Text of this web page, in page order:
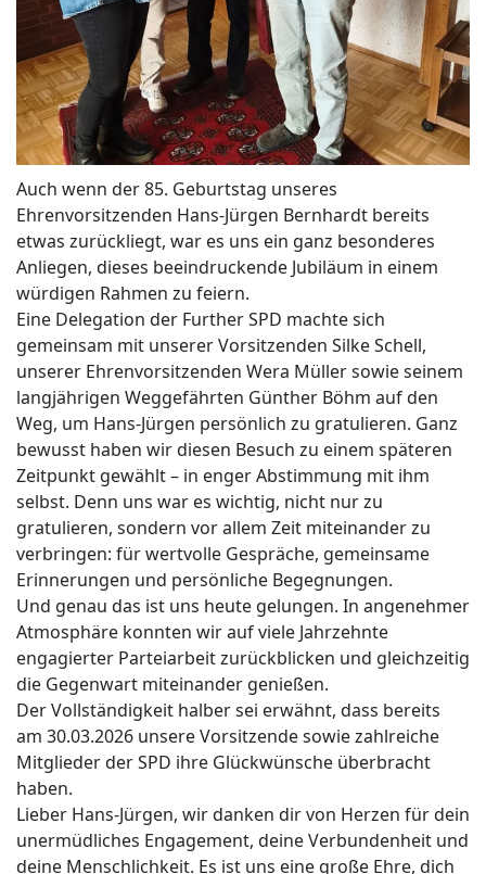
Auch wenn der 85. Geburtstag unseres
Ehrenvorsitzenden Hans-Jürgen Bernhardt bereits
etwas zurückliegt, war es uns ein ganz besonderes
Anliegen, dieses beeindruckende Jubiläum in einem
würdigen Rahmen zu feiern.
Eine Delegation der Further SPD machte sich
gemeinsam mit unserer Vorsitzenden Silke Schell,
unserer Ehrenvorsitzenden Wera Müller sowie seinem
langjährigen Weggefährten Günther Böhm auf den
Weg, um Hans-Jürgen persönlich zu gratulieren. Ganz
bewusst haben wir diesen Besuch zu einem späteren
Zeitpunkt gewählt – in enger Abstimmung mit ihm
selbst. Denn uns war es wichtig, nicht nur zu
gratulieren, sondern vor allem Zeit miteinander zu
verbringen: für wertvolle Gespräche, gemeinsame
Erinnerungen und persönliche Begegnungen.
Und genau das ist uns heute gelungen. In angenehmer
Atmosphäre konnten wir auf viele Jahrzehnte
engagierter Parteiarbeit zurückblicken und gleichzeitig
die Gegenwart miteinander genießen.
Der Vollständigkeit halber sei erwähnt, dass bereits
am 30.03.2026 unsere Vorsitzende sowie zahlreiche
Mitglieder der SPD ihre Glückwünsche überbracht
haben.
Lieber Hans-Jürgen, wir danken dir von Herzen für dein
unermüdliches Engagement, deine Verbundenheit und
deine Menschlichkeit. Es ist uns eine große Ehre, dich